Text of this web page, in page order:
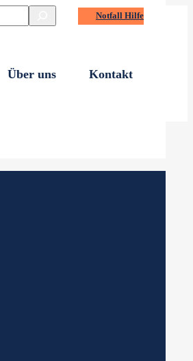
Notfall Hilfe
Über uns Kontakt